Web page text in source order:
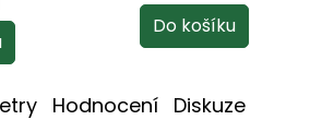
Hodnocení Diskuze